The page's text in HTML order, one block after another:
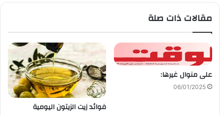
مقالات ذات صلة
على منوال غيرها:
06/01/2025
فوائد زيت الزيتون اليومية